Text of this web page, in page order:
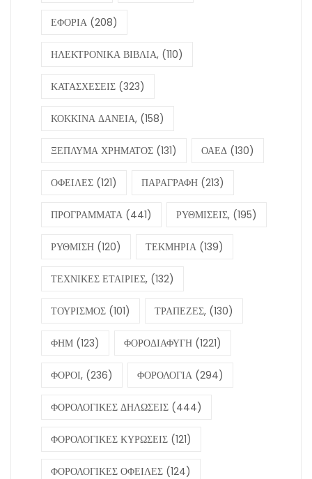
ΕΦΟΡΙΑ (208)
ΗΛΕΚΤΡΟΝΙΚΑ ΒΙΒΛΙΑ, (110)
ΚΑΤΑΣΧΕΣΕΙΣ (323)
ΚΟΚΚΙΝΑ ΔΑΝΕΙΑ, (158)
ΞΕΠΛΥΜΑ ΧΡΗΜΑΤΟΣ (131) ΟΑΕΔ (130)
ΟΦΕΙΛΕΣ (121) ΠΑΡΑΓΡΑΦΗ (213)
ΠΡΟΓΡΑΜΜΑΤΑ (441) ΡΥΘΜΙΣΕΙΣ, (195)
ΡΥΘΜΙΣΗ (120) ΤΕΚΜΗΡΙΑ (139)
ΤΕΧΝΙΚΕΣ ΕΤΑΙΡΙΕΣ, (132)
ΤΟΥΡΙΣΜΟΣ (101) ΤΡΑΠΕΖΕΣ, (130)
ΦΗΜ (123) ΦΟΡΟΔΙΑΦΥΓΗ (1221)
ΦΟΡΟΙ, (236) ΦΟΡΟΛΟΓΙΑ (294)
ΦΟΡΟΛΟΓΙΚΕΣ ΔΗΛΩΣΕΙΣ (444)
ΦΟΡΟΛΟΓΙΚΕΣ ΚΥΡΩΣΕΙΣ (121)
ΦΟΡΟΛΟΓΙΚΕΣ ΟΦΕΙΛΕΣ (124)